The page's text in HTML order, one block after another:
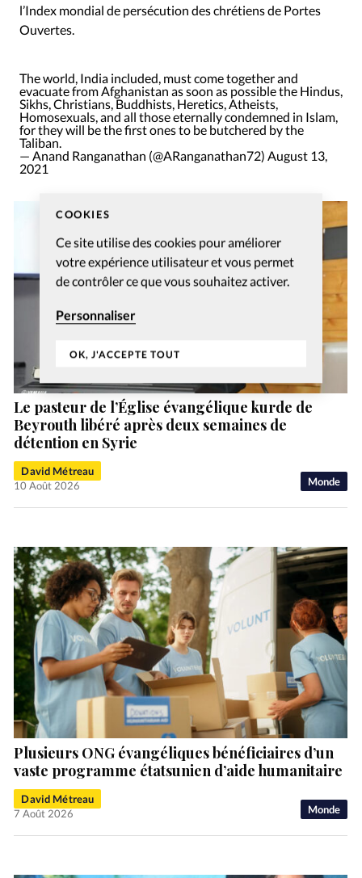
COOKIES
Ce site utilise des cookies pour améliorer
votre expérience utilisateur et vous permet
de contrôler ce que vous souhaitez activer.
Personnaliser
OK, J'ACCEPTE TOUT
l’Index mondial de persécution des chrétiens de Portes
Ouvertes.
The world, India included, must come together and
evacuate from Afghanistan as soon as possible the Hindus,
Sikhs, Christians, Buddhists, Heretics, Atheists,
Homosexuals, and all those eternally condemned in Islam,
for they will be the first ones to be butchered by the
Taliban.
— Anand Ranganathan (@ARanganathan72) August 13,
2021
Monde
Le pasteur de l’Église évangélique kurde de
Beyrouth libéré après deux semaines de
détention en Syrie
David Métreau
10 Août 2026
Monde
Plusieurs ONG évangéliques bénéficiaires d’un
vaste programme étatsunien d’aide humanitaire
David Métreau
7 Août 2026